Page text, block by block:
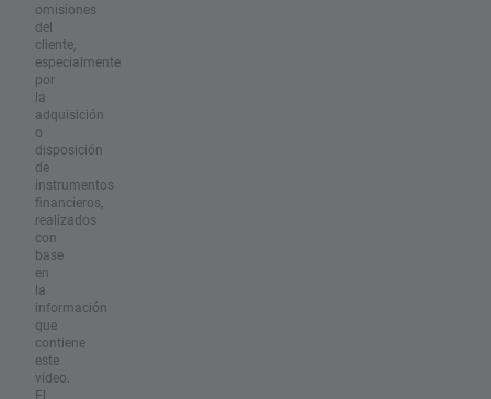
omisiones
del
cliente,
especialmente
por
la
adquisición
o
disposición
de
instrumentos
financieros,
realizados
con
base
en
la
información
que
contiene
este
vídeo.
El